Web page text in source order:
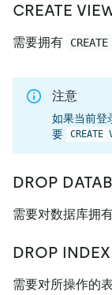
CREATE
需要拥有
注意
如果当前登
要
CREATE
DROP
需要对数据库拥
DROP INDEX
需要对所操作的